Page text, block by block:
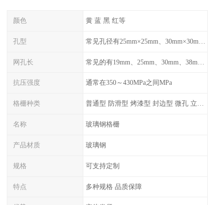
颜色 黄 蓝 黑 红等
孔型
网孔长
抗压强度 通常在350～430MPa之间MPa
格栅种类 普通型 防滑型 ‌烤漆型 封边型 ‌微孔 立体 加砂覆面型 平面型
名称 玻璃钢格栅
产品材质 玻璃钢
规格 可支持定制
特点 多种规格 品质保障